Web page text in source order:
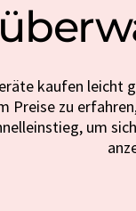
kaufen leicht
Preise zu
um